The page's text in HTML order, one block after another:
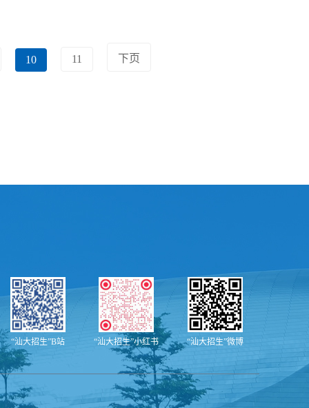
10 11 下页
“汕大招生”B站 “汕大招生”小红书 “汕大招生”微博